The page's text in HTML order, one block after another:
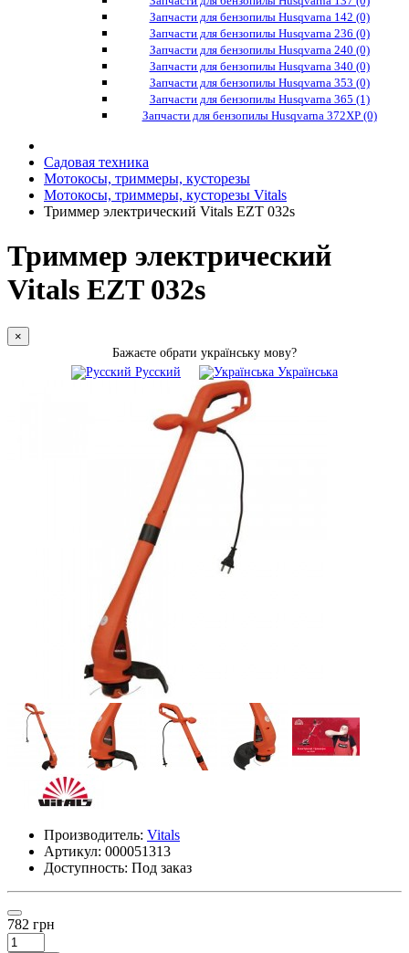
Запчасти для бензопилы Husqvarna 142 (0)
Запчасти для бензопилы Husqvarna 236 (0)
Запчасти для бензопилы Husqvarna 240 (0)
Запчасти для бензопилы Husqvarna 340 (0)
Запчасти для бензопилы Husqvarna 353 (0)
Запчасти для бензопилы Husqvarna 365 (1)
Запчасти для бензопилы Husqvarna 372XP (0)
Садовая техника
Мотокосы, триммеры, кусторезы
Мотокосы, триммеры, кусторезы Vitals
Триммер электрический Vitals EZT 032s
Триммер электрический
Vitals EZT 032s
×
Бажаєте обрати українську мову?
Русский
Українська
Производитель: Vitals
Артикул: 000051313
Доступность: Под заказ
782 грн